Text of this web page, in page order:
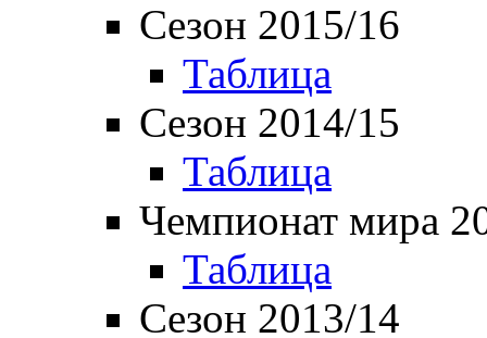
Сезон 2015/16
Таблица
Сезон 2014/15
Таблица
Чемпионат мира
Таблица
Сезон 2013/14